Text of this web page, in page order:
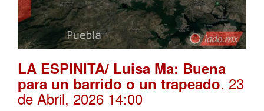
LA ESPINITA/ Luisa Ma: Buena
para un barrido o un trapeado. 23
de Abril, 2026 14:00